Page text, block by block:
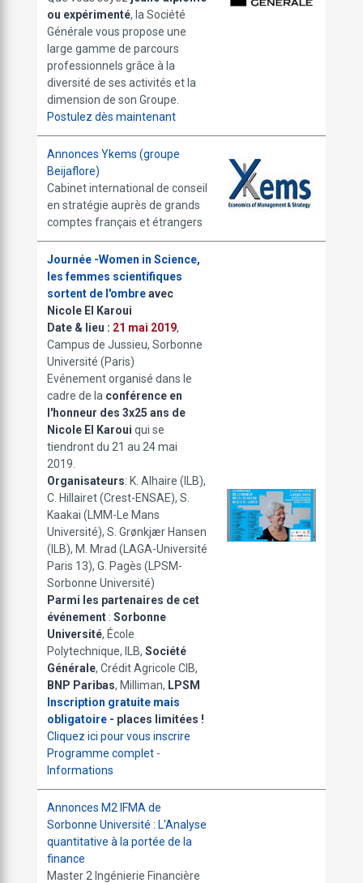
ou expérimenté, la Société
Générale vous propose une
large gamme de parcours
professionnels grâce à la
diversité de ses activités et la
dimension de son Groupe.
Postulez dès maintenant
Annonces Ykems (groupe
Beijaflore)
Cabinet international de conseil
en stratégie auprès de grands
comptes français et étrangers
Journée -Women in Science,
les femmes scientifiques
sortent de l'ombreavec
Nicole El Karoui
Date & lieu : 21 mai 2019,
Campus de Jussieu, Sorbonne
Université (Paris)
Evénement organisé dans le
cadre de la conférence en
l'honneur des 3x25 ans de
Nicole El Karoui qui se
tiendront du 21 au 24 mai
2019.
Organisateurs: K. Alhaire (ILB),
C. Hillairet (Crest-ENSAE), S.
Kaakai (LMM-Le Mans
Université), S. Grønkjær Hansen
(ILB), M. Mrad (LAGA-Université
Paris 13), G. Pagès (LPSM-
Sorbonne Université)
Parmi les partenaires de cet
événement : Sorbonne
Université, École
Polytechnique, ILB, Société
Générale, Crédit Agricole CIB,
BNP Paribas, Milliman, LPSM
Inscription gratuite mais
obligatoire - places limitées !
Cliquez ici pour vous inscrire
Programme complet -
Informations
Annonces M2 IFMA de
Sorbonne Université : L'Analyse
quantitative à la portée de la
finance
Master 2 Ingénierie Financière